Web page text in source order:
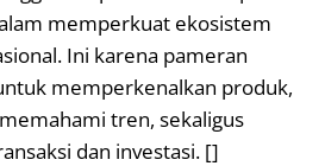
memperkuat ekosistem
Ini karena pameran
memperkenalkan produk,
tren, sekaligus
dan investasi. []